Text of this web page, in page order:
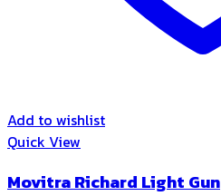
Add to wishlist
Quick View
Movitra Richard Light Gun